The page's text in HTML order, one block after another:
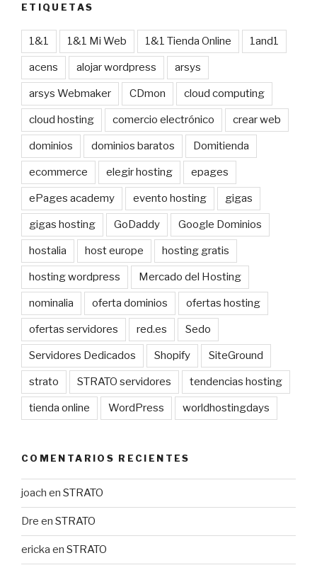
ETIQUETAS
1&1 1&1 Mi Web 1&1 Tienda Online 1and1
acens alojar wordpress arsys
arsys Webmaker CDmon cloud computing
cloud hosting comercio electrónico crear web
dominios dominios baratos Domitienda
ecommerce elegir hosting epages
ePages academy evento hosting gigas
gigas hosting GoDaddy Google Dominios
hostalia host europe hosting gratis
hosting wordpress Mercado del Hosting
nominalia oferta dominios ofertas hosting
ofertas servidores red.es Sedo
Servidores Dedicados Shopify SiteGround
strato STRATO servidores tendencias hosting
tienda online WordPress worldhostingdays
COMENTARIOS RECIENTES
joach en STRATO
Dre en STRATO
ericka en STRATO